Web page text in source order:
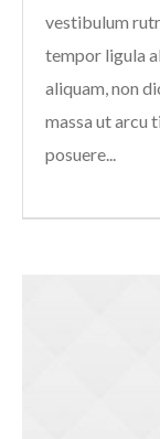
vestibulum
tempor ligula
aliquam, non
massa ut arcu
posuere...